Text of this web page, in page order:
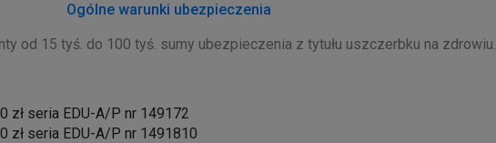
Ogólne warunki ubezpieczenia
od 15 tyś. do 100 tyś. sumy ubezpieczenia z tytułu uszczerbku na zdrowiu.
zł seria EDU-A/P nr 149172
zł seria EDU-A/P nr 1491810